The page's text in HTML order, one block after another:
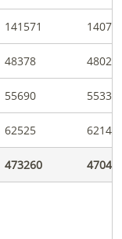
141571
48378 48026
55690 55336
62525 62141
473260